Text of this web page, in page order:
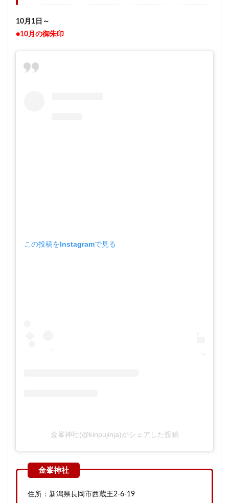
10月1日～
●10月の御朱印
この投稿をInstagramで見る
金峯神社(@kinpujinja)がシェアした投稿
住所：新潟県長岡市西蔵王2-6-19